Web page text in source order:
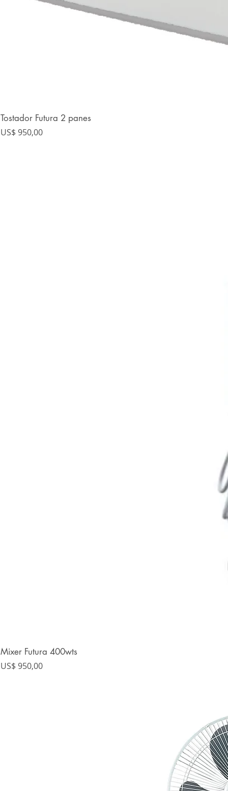
Tostador Futura 2 panes
Precio
US$ 950,00
Mixer Futura 400wts
Precio
US$ 950,00